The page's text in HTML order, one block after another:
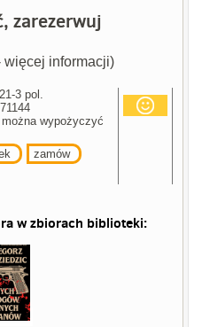
zarezerwuj
informacji)
3 pol.
71144
można wypożyczyć
zamów
w zbiorach biblioteki: